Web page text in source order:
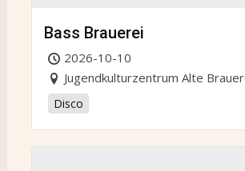
Bass Brauerei
2026-10-10
Jugendkulturzentrum Alte
Disco